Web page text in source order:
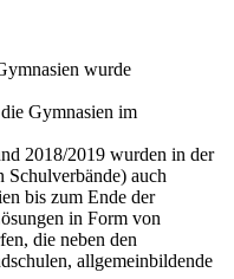
wurde
Gymnasien im
2018/2019 wurden in der
Schulverbände) auch
bis zum Ende der
in Form von
die neben den
allgemeinbildende